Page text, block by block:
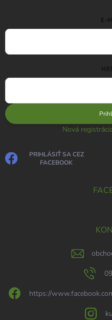
E-
Nová
PRIHLÁSIŤ SA CEZ
FACEBOOK
https://